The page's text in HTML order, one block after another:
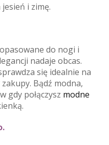
i zimę.
do nogi i
nadaje obcas.
się idealnie na
Bądź modna,
gdy połączysz modne